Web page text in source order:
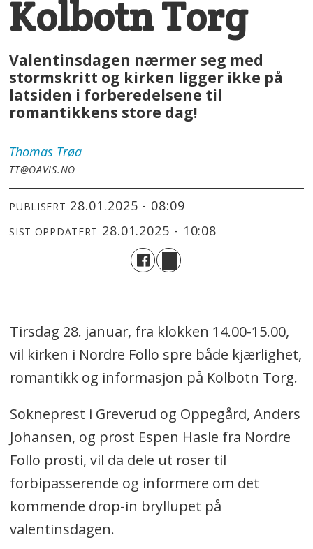
Kolbotn Torg
Valentinsdagen nærmer seg med
stormskritt og kirken ligger ikke på
latsiden i forberedelsene til
romantikkens store dag!
Thomas Trøa
TT@OAVIS.NO
PUBLISERT 28.01.2025 - 08:09
SIST OPPDATERT 28.01.2025 - 10:08
Tirsdag 28. januar, fra klokken 14.00-15.00,
vil kirken i Nordre Follo spre både kjærlighet,
romantikk og informasjon på Kolbotn Torg.
Sokneprest i Greverud og Oppegård, Anders
Johansen, og prost Espen Hasle fra Nordre
Follo prosti, vil da dele ut roser til
forbipasserende og informere om det
kommende drop-in bryllupet på
valentinsdagen.